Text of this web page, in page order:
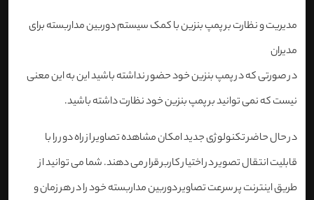
مدیریت و نظارت بر پمپ بنزین با کمک سیستم دوربین مداربسته برای
مدیران
در صورتی که در پمپ بنزین خود حضور نداشته باشید این به این معنی
نیست که نمی توانید بر پمپ بنزین خود نظارت داشته باشید.
در حال حاضر تکنولوژی جدید امکان مشاهده تصاویر از راه دور را با
قابلیت انتقال تصویر در اختیار کاربر قرار می دهند. شما می توانید از
طریق اینترنت پر سرعت تصاویر دوربین مداربسته خود را در هر زمان و